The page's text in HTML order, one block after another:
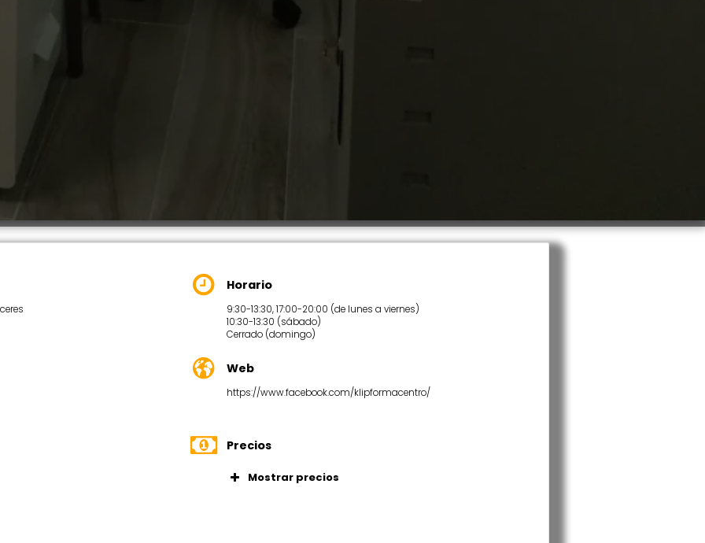
Horario
9:30-13:30, 17:00-20:00 (de lunes a viernes)
10:30-13:30 (sábado)
Cerrado (domingo)
Web
https://www.facebook.com/klipformacentro/
Precios
Mostrar precios